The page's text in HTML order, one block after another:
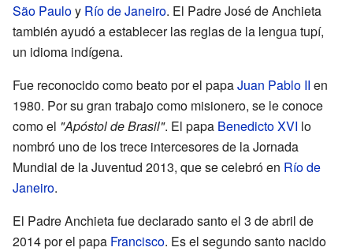
São Pauloy Río de Janeiro. El Padre José de Anchieta
también ayudó a establecer las reglas de la lengua tupí,
un idioma indígena.
Fue reconocido como beato por el papaJuan Pablo II en
1980. Por su gran trabajo como misionero, se le conoce
como el "Apóstol de Brasil". El papa Benedicto XVI lo
nombró uno de los trece intercesores de la Jornada
Mundial de la Juventud 2013, que se celebró en Río de
Janeiro.
El Padre Anchieta fue declarado santo el 3 de abril de
2014 por el papa Francisco. Es el segundo santo nacido